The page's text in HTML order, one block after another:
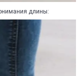
длины: